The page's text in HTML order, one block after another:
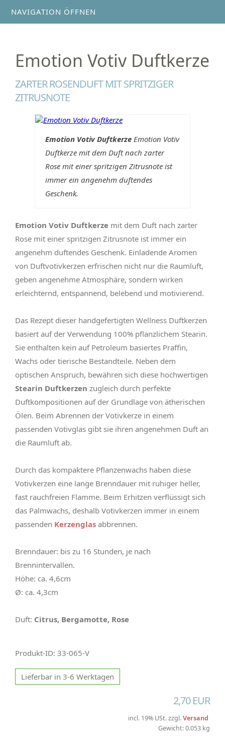
NAVIGATION ÖFFNEN
Emotion Votiv Duftkerze
ZARTER ROSENDUFT MIT SPRITZIGER
ZITRUSNOTE
Emotion Votiv DuftkerzeEmotion Votiv
Duftkerze mit dem Duft nach zarter
Rose mit einer spritzigen Zitrusnote ist
immer ein angenehm duftendes
Geschenk.
Emotion Votiv Duftkerze mit dem Duft nach zarter
Rose mit einer spritzigen Zitrusnote ist immer ein
angenehm duftendes Geschenk. Einladende Aromen
von Duftvotivkerzen erfrischen nicht nur die Raumluft,
geben angenehme Atmosphäre, sondern wirken
erleichternd, entspannend, belebend und motivierend.
Das Rezept dieser handgefertigten Wellness Duftkerzen
basiert auf der Verwendung 100% pflanzlichem Stearin.
Sie enthalten kein auf Petroleum basiertes Praffin,
Wachs oder tierische Bestandteile. Neben dem
optischen Anspruch, bewähren sich diese hochwertigen
Stearin Duftkerzen zugleich durch perfekte
Duftkompositionen auf der Grundlage von ätherischen
Ölen. Beim Abrennen der Votivkerze in einem
passenden Votivglas gibt sie ihren angenehmen Duft an
die Raumluft ab.
Durch das kompaktere Pflanzenwachs haben diese
Votivkerzen eine lange Brenndauer mit ruhiger heller,
fast rauchfreien Flamme. Beim Erhitzen verflüssigt sich
das Palmwachs, deshalb Votivkerzen immer in einem
passenden Kerzenglas abbrennen.
Brenndauer: bis zu 16 Stunden, je nach
Brennintervallen.
Höhe: ca. 4,6cm
Ø: ca. 4,3cm
Duft: Citrus, Bergamotte, Rose
Produkt-ID: 33-065-V
Lieferbar in 3-6 Werktagen
2,70 EUR
incl. 19% USt. zzgl.Versand
Gewicht: 0.053 kg